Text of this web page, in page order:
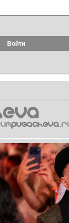
Войти